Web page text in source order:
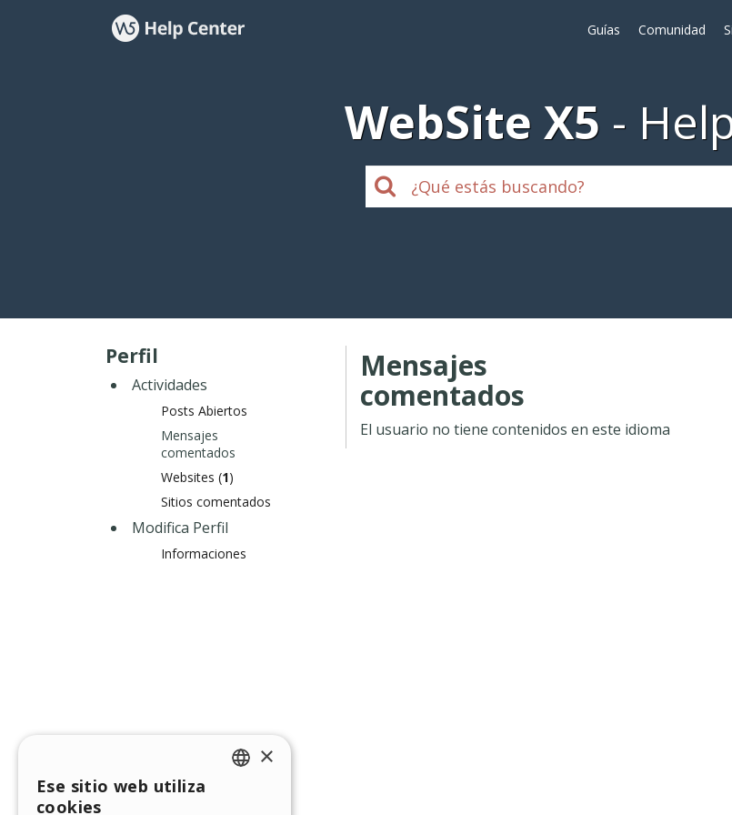
Guías Comunidad
WebSite X5
Perfil
Actividades
Posts Abiertos
Mensajes
comentados
Websites (1)
Sitios comentados
Modifica Perfil
Informaciones
Mensajes
comentados
El usuario no tiene contenidos en este idioma
×
Ese sitio web utiliza
cookies